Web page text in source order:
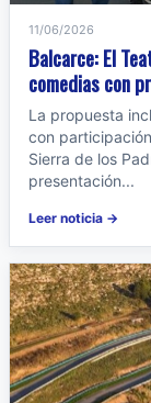
11/06/2026
Balcarce: El
comedias con
La propuesta
con
Sierra de los
presentación...
Leer noticia →